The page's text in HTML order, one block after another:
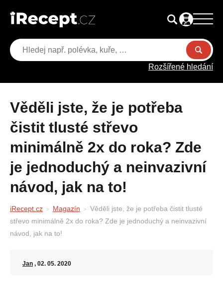
Rozšířené hledání
Věděli jste, že je potřeba
čistit tlusté střevo
minimálně 2x do roka? Zde
je jednoduchý a neinvazivní
návod, jak na to!
iRecept.cz Magazín
Věděli jste, že je potřeba čistit tlusté
střevo minimálně 2x do roka? Zde je jednoduchý a neinvazivní
návod, jak na to!
Jan , 02. 05. 2020